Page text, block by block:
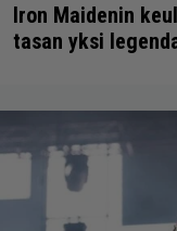
Iron Maidenin
tasan yksi